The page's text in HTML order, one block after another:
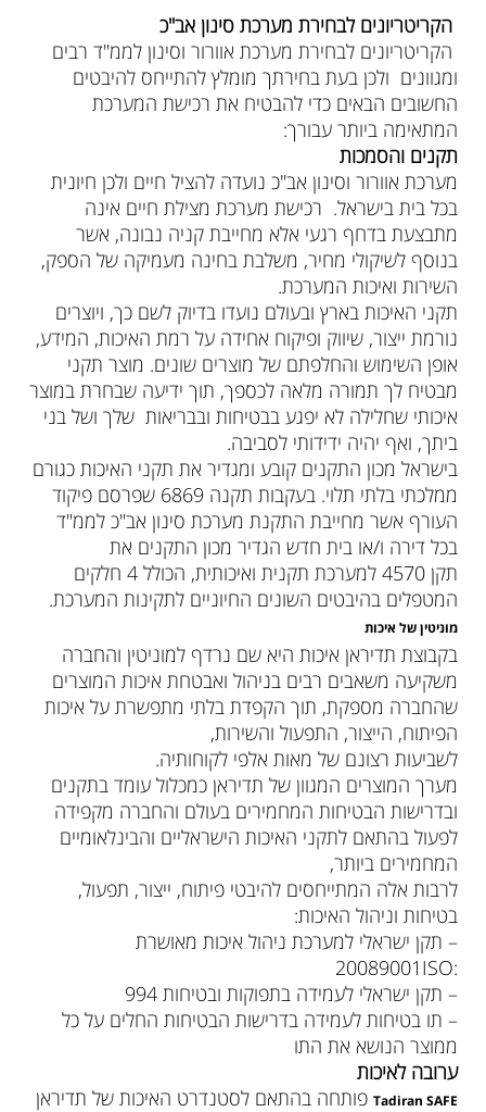
הקריטריונים לבחירת מערכת סינון אב"כ
הקריטריונים לבחירת מערכת אוורור וסינון לממ"ד רבים
ומגוונים ולכן בעת בחירתך מומלץ להתייחס להיבטים
החשובים הבאים כדי להבטיח את רכישת המערכת
המתאימה ביותר עבורך:
תקנים והסמכות
מערכת אוורור וסינון אב"כ נועדה להציל חיים ולכן חיונית
בכל בית בישראל. רכישת מערכת מצילת חיים אינה
מתבצעת בדחף רגעי אלא מחייבת קניה נבונה, אשר
בנוסף לשיקולי מחיר, משלבת בחינה מעמיקה של הספק,
השירות ואיכות המערכת.
תקני האיכות בארץ ובעולם נועדו בדיוק לשם כך, ויוצרים
נורמת ייצור, שיווק ופיקוח אחידה על רמת האיכות, המידע,
אופן השימוש והחלפתם של מוצרים שונים. מוצר תקני
מבטיח לך תמורה מלאה לכספך, תוך ידיעה שבחרת במוצר
איכותי שחלילה לא יפגע בבטיחות ובבריאות שלך ושל בני
ביתך, ואף יהיה ידידותי לסביבה.
בישראל מכון התקנים קובע ומגדיר את תקני האיכות כגורם
ממלכתי בלתי תלוי. בעקבות תקנה 6869 שפרסם פיקוד
העורף אשר מחייבת התקנת מערכת סינון אב"כ לממ"ד
בכל דירה ו/או בית חדש הגדיר מכון התקנים את
תקן 4570 למערכת תקנית ואיכותית, הכולל 4 חלקים
המטפלים בהיבטים השונים החיוניים לתקינות המערכת.
מוניטין של איכות
בקבוצת תדיראן איכות היא שם נרדף למוניטין והחברה
משקיעה משאבים רבים בניהול ואבטחת איכות המוצרים
שהחברה מספקת, תוך הקפדת בלתי מתפשרת על איכות
הפיתוח, הייצור, התפעול והשירות,
לשביעות רצונם של מאות אלפי לקוחותיה.
מערך המוצרים המגוון של תדיראן כמכלול עומד בתקנים
ובדרישות הבטיחות המחמירים בעולם והחברה מקפידה
לפעול בהתאם לתקני האיכות הישראליים והבינלאומיים
המחמירים ביותר,
לרבות אלה המתייחסים להיבטי פיתוח, ייצור, תפעול,
בטיחות וניהול האיכות:
– תקן ישראלי למערכת ניהול איכות מאושרת
:20089001ISO
– תקן ישראלי לעמידה בתפוקות ובטיחות 994
– תו בטיחות לעמידה בדרישות הבטיחות החלים על כל
ממוצר הנושא את התו
ערובה לאיכות
Tadiran SAFE פותחה בהתאם לסטנדרט האיכות של תדיראן